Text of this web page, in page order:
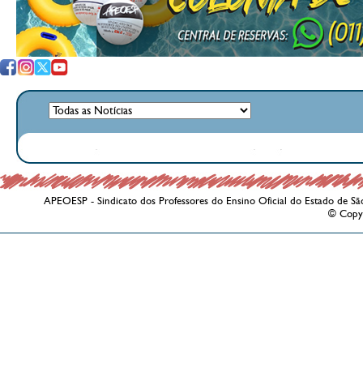
APEOESP - Sindicato dos Professores do Ensino Oficial do Estado de
©